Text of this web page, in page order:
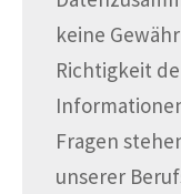
keine
Richtigkeit
Fragen
unserer